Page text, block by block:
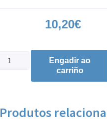
10,20€
Engadir ao
carriño
Produtos